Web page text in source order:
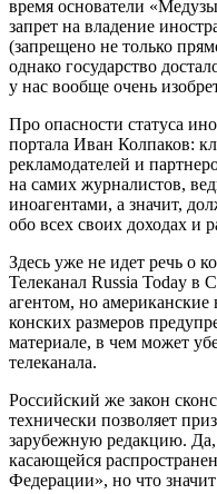
время основатели
запрет на владение
(запрещено не только
однако государство
у нас вообще очень
Про опасности статуса
портала Иван Колпаков:
рекламодателей и
на самих журналистов,
иноагентами, а значит,
обо всех своих доходах и
Здесь уже не идет речь о
Телеканал Russia Today
агентом, но американские
конских размеров
материале, в чем может
телеканала.
Российский же закон
технически позволяет
зарубежную редакцию. Да,
касающейся
Федерации», но что